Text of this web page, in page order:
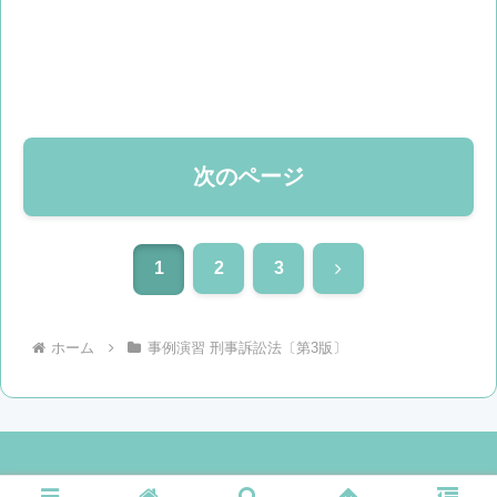
次のページ
1 2
3
次
へ
ホーム 事例演習 刑事訴訟法〔第3版〕